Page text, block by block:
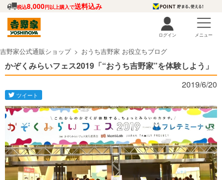
税込8,000円以上購入で送料込み
ログイン メニュー
吉野家公式通販ショップ おうち吉野家 お役立ちブログ
かぞくみらいフェス2019「“おうち吉野家”を体験しよう」
2019/6/20